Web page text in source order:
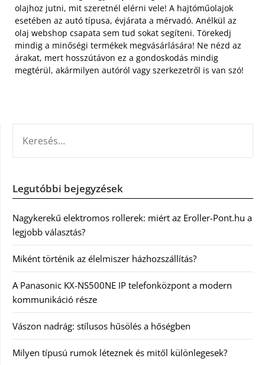
olajhoz jutni, mit szeretnél elérni vele! A hajtóműolajok
esetében az autó típusa, évjárata a mérvadó. Anélkül az
olaj webshop csapata sem tud sokat segíteni. Törekedj
mindig a minőségi termékek megvásárlására! Ne nézd az
árakat, mert hosszútávon ez a gondoskodás mindig
megtérül, akármilyen autóról vagy szerkezetről is van szó!
Legutóbbi bejegyzések
Nagykerekű elektromos rollerek: miért az Eroller-Pont.hu a
legjobb választás?
Miként történik az élelmiszer házhozszállítás?
A Panasonic KX-NS500NE IP telefonközpont a modern
kommunikáció része
Vászon nadrág: stílusos hűsölés a hőségben
Milyen típusú rumok léteznek és mitől különlegesek?